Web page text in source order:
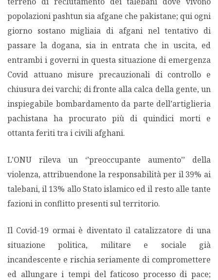
popolazioni pashtun sia afgane che pakistane; qui ogni
giorno sostano migliaia di afgani nel tentativo di
passare la dogana, sia in entrata che in uscita, ed
entrambi i governi in questa situazione di emergenza
Covid attuano misure precauzionali di controllo e
chiusura dei varchi; di fronte alla calca della gente, un
inspiegabile bombardamento da parte dell’artiglieria
pachistana ha procurato più di quindici morti e
ottanta feriti tra i civili afghani.
L’ONU rileva un ‘’preoccupante aumento’’ della
violenza, attribuendone la responsabilità per il 39% ai
talebani, il 13% allo Stato islamico ed il resto alle tante
fazioni in conflitto presenti sul territorio.
Il Covid-19 ormai è diventato il catalizzatore di una
situazione politica, militare e sociale già
incandescente e rischia seriamente di compromettere
ed allungare i tempi del faticoso processo di pace;